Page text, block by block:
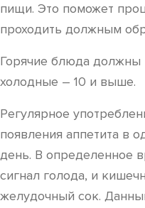
пищи. Это поможет
проходить должным
Горячие блюда должны
холодные – 10 и выше.
Регулярное
появления аппетита в
день. В определенное
сигнал голода, и
желудочный сок.